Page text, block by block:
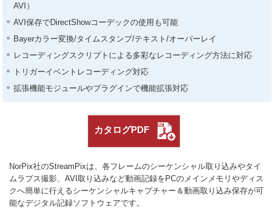
AVI）
AVI保存でDirectShowコーデックの使用も可能
Bayerカラー変換/タイムスタンプ/テキスト/オーバーレイ
レコーディングスクリプトによる多彩なレコーディング方法に対応
トリガーイベントレコーディング対応
拡張機能モジュールやプラグインで機能拡張対応
カタログPDF
NorPix社のStreamPixは、各フレームのシーケンシャル取り込みやタイ
ムラプス撮影、AVI取り込みなど動画記録をPCのメインメモリやディス
クへ簡単に行えるシーケンシャルキャプチャー＆動画取り込み保存が可
能なデジタル記録ソフトウェアです。